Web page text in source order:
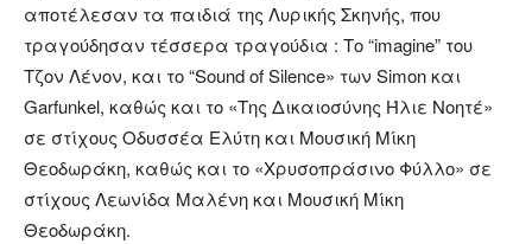
αποτέλεσαν τα παιδιά της Λυρικής Σκηνής, που
τραγούδησαν τέσσερα τραγούδια : Το “imagine” του
Τζον Λένον, και το “Sound of Silence» των Simon και
Garfunkel, καθώς και το «Της Δικαιοσύνης Ήλιε Νοητέ»
σε στίχους Οδυσσέα Ελύτη και Μουσική Μίκη
Θεοδωράκη, καθώς και το «Χρυσοπράσινο Φύλλο» σε
στίχους Λεωνίδα Μαλένη και Μουσική Μίκη
Θεοδωράκη.